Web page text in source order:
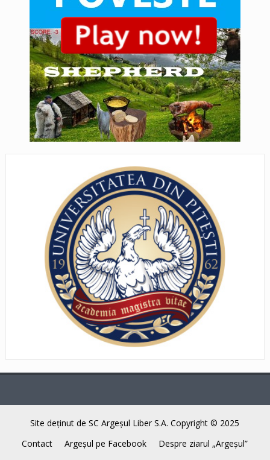
Site deţinut de SC Argeşul Liber S.A. Copyright © 2025
Contact
Argeşul pe Facebook Despre ziarul „Argeşul”